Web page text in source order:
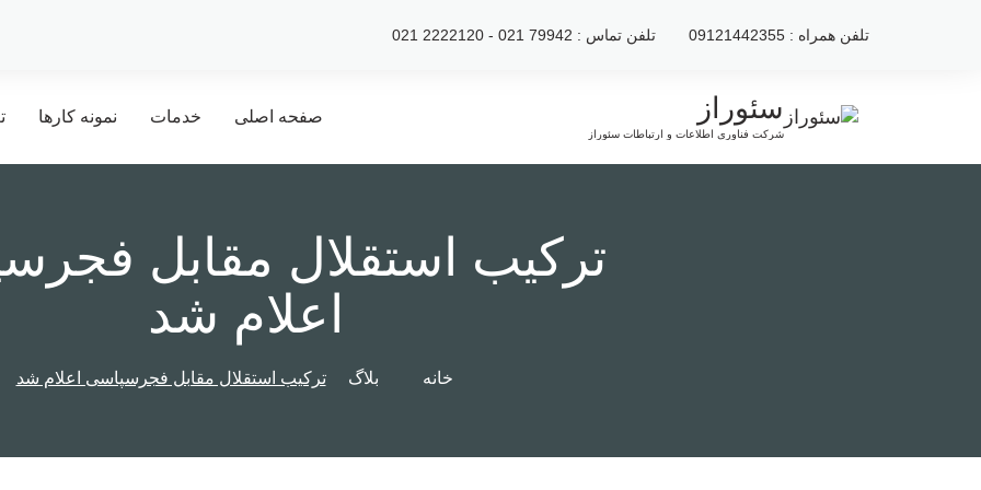
تلفن تماس : 79942 021 - 2222120 021 تلفن همراه : 09121442355
سئوراز
شرکت فناوری اطلاعات و ارتباطات سئوراز
صفحه اصلی خدمات نمونه کارها
ترکیب استقلال مقابل
اعلام شد
خانه بلاگ ترکیب استقلال مقابل فجرسپاسی اعلام شد